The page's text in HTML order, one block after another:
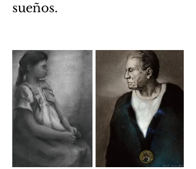
sueños.